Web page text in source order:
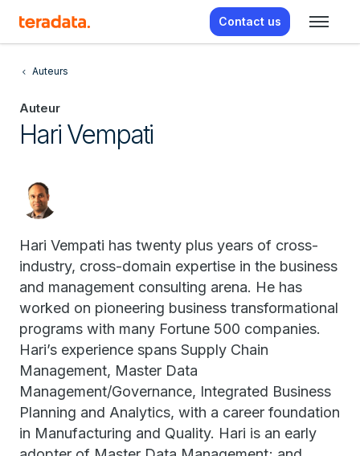
Contact us
Auteurs
Auteur
Hari Vempati
Hari Vempati has twenty plus years of cross-
industry, cross-domain expertise in the business
and management consulting arena. He has
worked on pioneering business transformational
programs with many Fortune 500 companies.
Hari’s experience spans Supply Chain
Management, Master Data
Management/Governance, Integrated Business
Planning and Analytics, with a career foundation
in Manufacturing and Quality. Hari is an early